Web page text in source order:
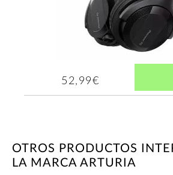
52,99€
OTROS PRODUCTOS
LA MARCA ARTURIA